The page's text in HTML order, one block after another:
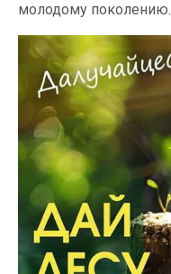
молодому поколению.